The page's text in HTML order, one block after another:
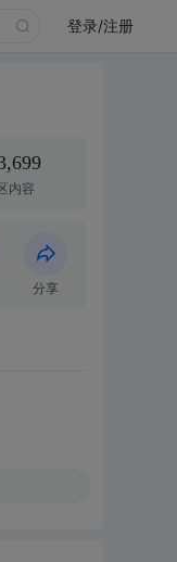
登录/注册
内容
分享